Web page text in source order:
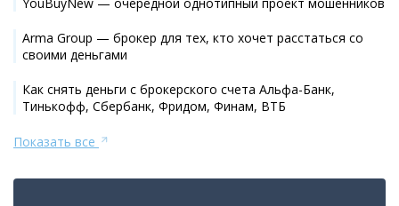
Arma Group — брокер для тех, кто хочет расстаться со
своими деньгами
Как снять деньги с брокерского счета Альфа-Банк,
Тинькофф, Сбербанк, Фридом, Финам, ВТБ
Показать все